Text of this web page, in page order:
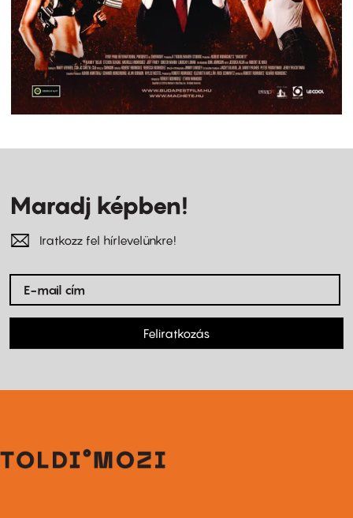
Maradj képben!
Iratkozz fel hírlevelünkre!
Feliratkozás